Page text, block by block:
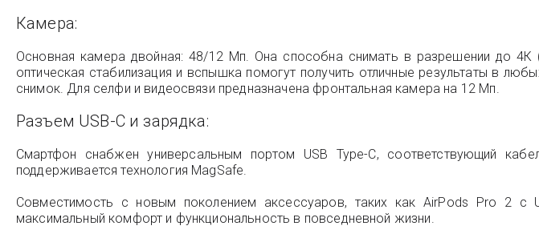
Камера:
Основная камера двойная: 48/12 Мп. Она способна снимать в разрешении до 4К
оптическая стабилизация и вспышка помогут получить отличные результаты в
снимок. Для селфи и видеосвязи предназначена фронтальная камера на 12 Мп.
Разъем USB-C и зарядка:
Смартфон снабжен универсальным портом USB Type-C, соответствующий
поддерживается технология MagSafe.
Совместимость с новым поколением аксессуаров, таких как AirPods Pro 2 с
максимальный комфорт и функциональность в повседневной жизни.